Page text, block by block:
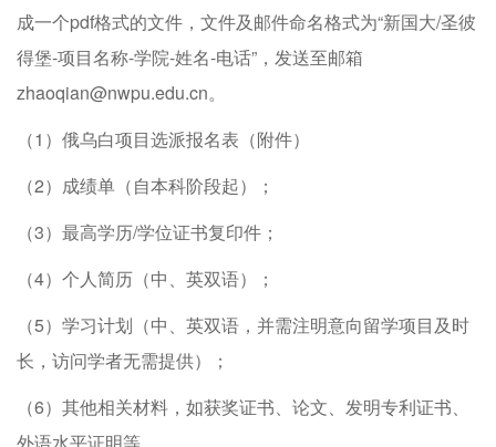
成一个pdf格式的文件，文件及邮件命名格式为“新国大/圣彼
得堡-项目名称-学院-姓名-电话”，发送至邮箱
zhaoqian@nwpu.edu.cn。
（1）俄乌白项目选派报名表（附件）
（2）成绩单（自本科阶段起）；
（3）最高学历/学位证书复印件；
（4）个人简历（中、英双语）；
（5）学习计划（中、英双语，并需注明意向留学项目及时
长，访问学者无需提供）；
（6）其他相关材料，如获奖证书、论文、发明专利证书、